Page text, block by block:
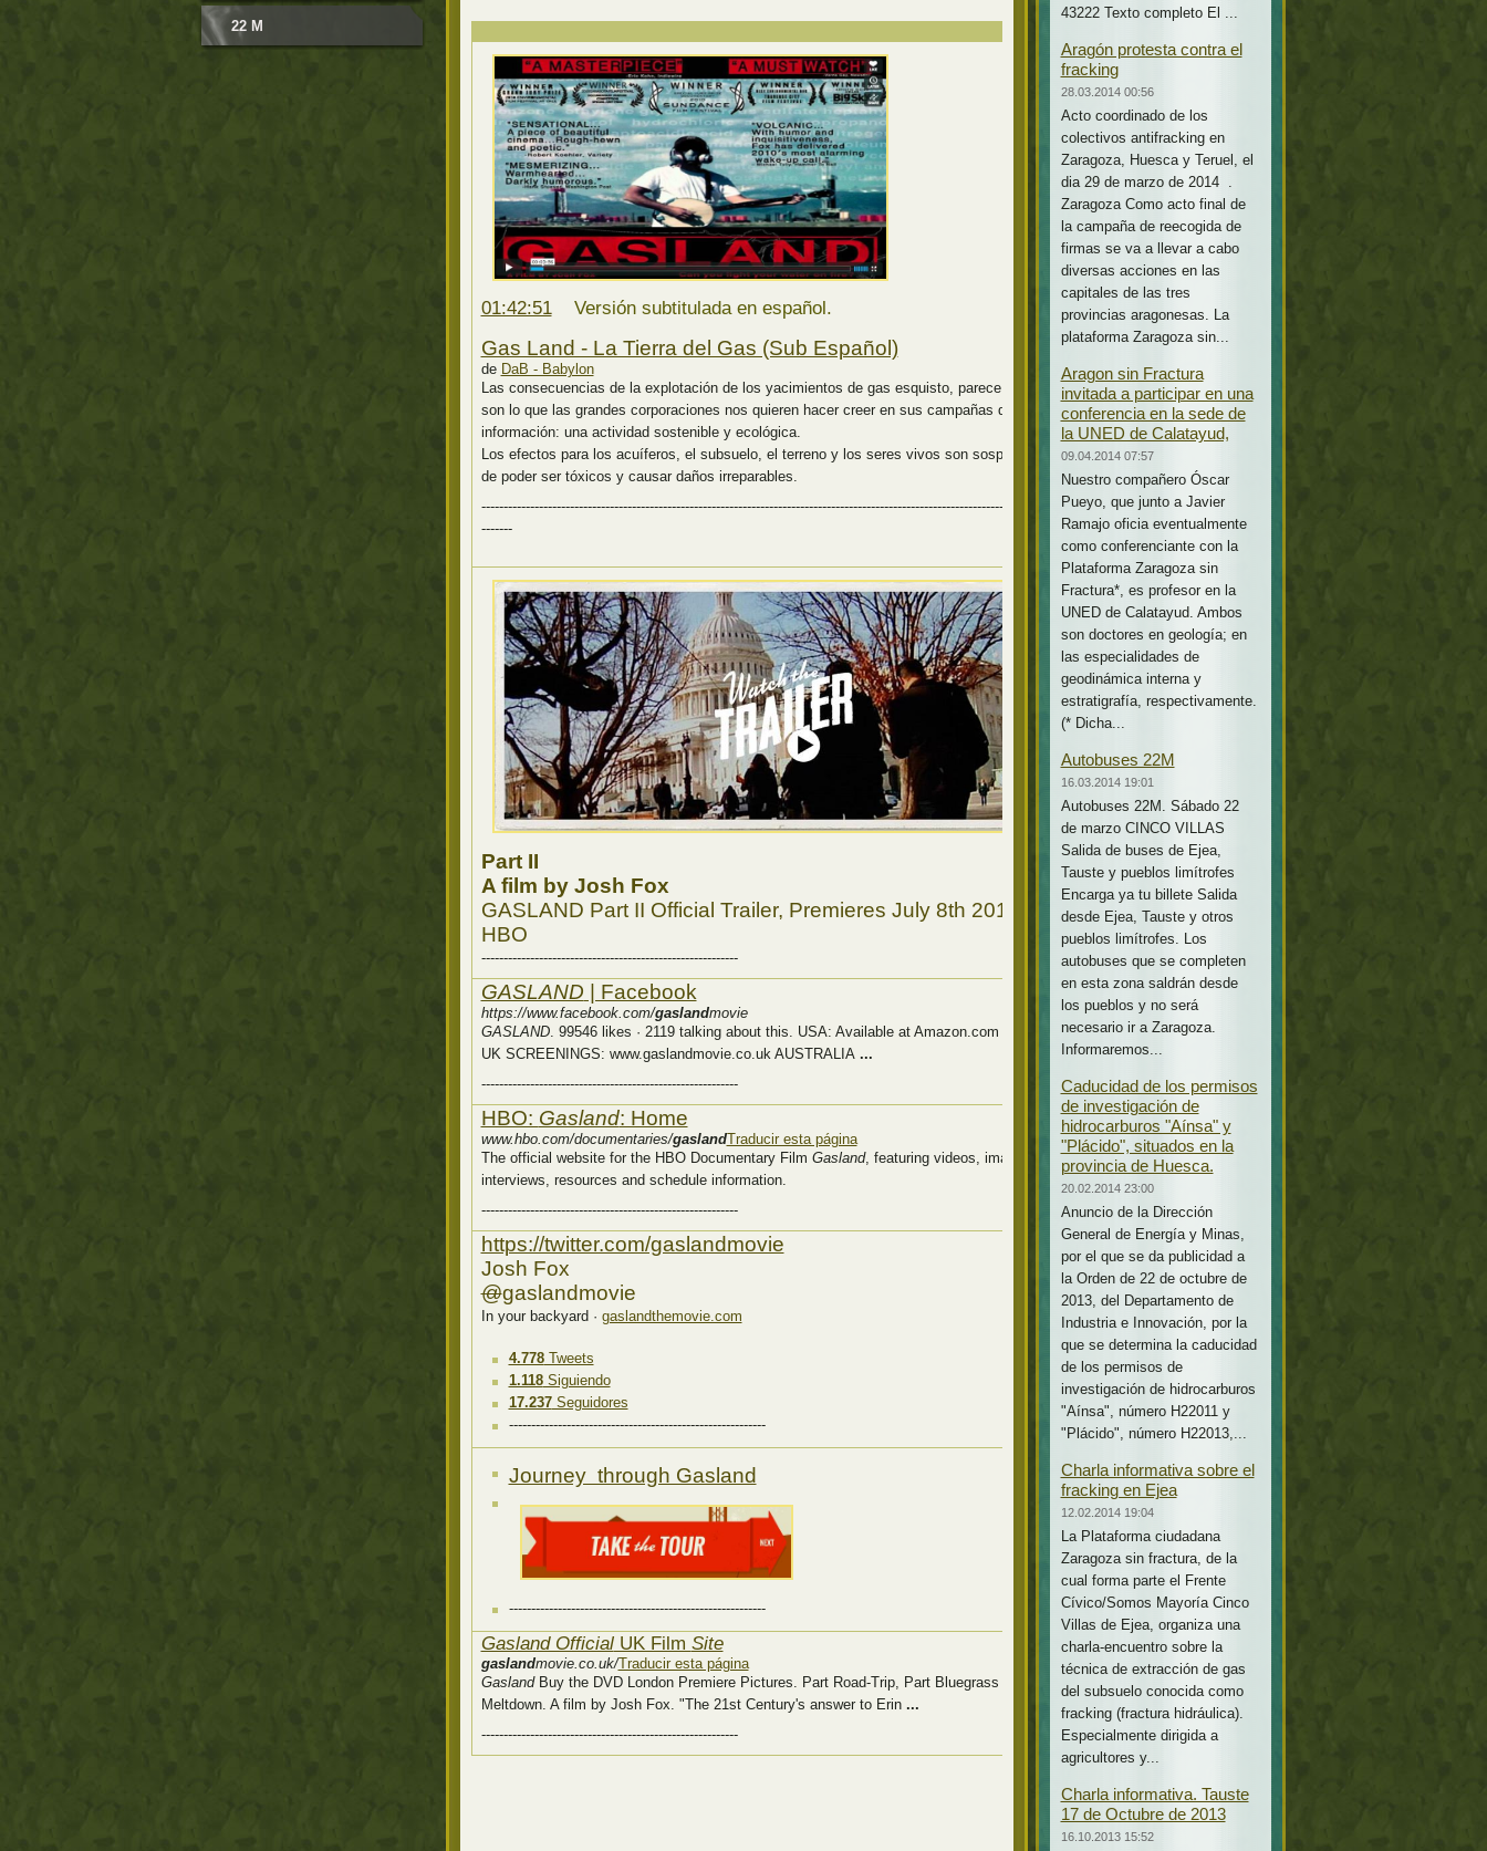
01:42:51Versión subtitulada en español.
Gas Land - La Tierra del Gas (Sub Español)
de DaB - Babylon
Las consecuencias de la explotación de los yacimientos de gas esquisto, parece ser que no
son lo que las grandes corporaciones nos quieren hacer creer en sus campañas de
información: una actividad sostenible y ecológica.
Los efectos para los acuíferos, el subsuelo, el terreno y los seres vivos son sospechosos
de poder ser tóxicos y causar daños irreparables.
--------------------------------------------------------------------------------------------------------------------------------------
-------
Part II
A film by Josh Fox
GASLAND Part II Official Trailer, Premieres July 8th 2013 on
HBO
----------------------------------------------------------
GASLAND | Facebook
https://www.facebook.com/gaslandmovie
GASLAND. 99546 likes · 2119 talking about this. USA: Available at Amazon.com and Netflix
UK SCREENINGS: www.gaslandmovie.co.uk AUSTRALIA ...
----------------------------------------------------------
HBO: Gasland: Home
www.hbo.com/documentaries/gaslandTraducir esta página
The official website for the HBO Documentary Film Gasland, featuring videos, images,
interviews, resources and schedule information.
----------------------------------------------------------
https://twitter.com/gaslandmovie
Josh Fox
@gaslandmovie
In your backyard · gaslandthemovie.com
4.778Tweets
1.118Siguiendo
17.237Seguidores
----------------------------------------------------------
Journey through Gasland
----------------------------------------------------------
Gasland OfficialUK Film Site
gaslandmovie.co.uk/Traducir esta página
GaslandBuy the DVD London Premiere Pictures. Part Road-Trip, Part Bluegrass Banjo
Meltdown. A film by Josh Fox. "The 21st Century's answer to Erin ...
----------------------------------------------------------
22 M
43222 Texto completo El ...
Aragón protesta contra el
fracking
28.03.2014 00:56
Acto coordinado de los
colectivos antifracking en
Zaragoza, Huesca y Teruel, el
dia 29 de marzo de 2014 .
Zaragoza Como acto final de
la campaña de reecogida de
firmas se va a llevar a cabo
diversas acciones en las
capitales de las tres
provincias aragonesas. La
plataforma Zaragoza sin...
Aragon sin Fractura
invitada a participar en una
conferencia en la sede de
la UNED de Calatayud,
09.04.2014 07:57
Nuestro compañero Óscar
Pueyo, que junto a Javier
Ramajo oficia eventualmente
como conferenciante con la
Plataforma Zaragoza sin
Fractura*, es profesor en la
UNED de Calatayud. Ambos
son doctores en geología; en
las especialidades de
geodinámica interna y
estratigrafía, respectivamente.
(* Dicha...
Autobuses 22M
16.03.2014 19:01
Autobuses 22M. Sábado 22
de marzo CINCO VILLAS
Salida de buses de Ejea,
Tauste y pueblos limítrofes
Encarga ya tu billete Salida
desde Ejea, Tauste y otros
pueblos limítrofes. Los
autobuses que se completen
en esta zona saldrán desde
los pueblos y no será
necesario ir a Zaragoza.
Informaremos...
Caducidad de los permisos
de investigación de
hidrocarburos "Aínsa" y
"Plácido", situados en la
provincia de Huesca.
20.02.2014 23:00
Anuncio de la Dirección
General de Energía y Minas,
por el que se da publicidad a
la Orden de 22 de octubre de
2013, del Departamento de
Industria e Innovación, por la
que se determina la caducidad
de los permisos de
investigación de hidrocarburos
"Aínsa", número H22011 y
"Plácido", número H22013,...
Charla informativa sobre el
fracking en Ejea
12.02.2014 19:04
La Plataforma ciudadana
Zaragoza sin fractura, de la
cual forma parte el Frente
Cívico/Somos Mayoría Cinco
Villas de Ejea, organiza una
charla-encuentro sobre la
técnica de extracción de gas
del subsuelo conocida como
fracking (fractura hidráulica).
Especialmente dirigida a
agricultores y...
Charla informativa. Tauste
17 de Octubre de 2013
16.10.2013 15:52